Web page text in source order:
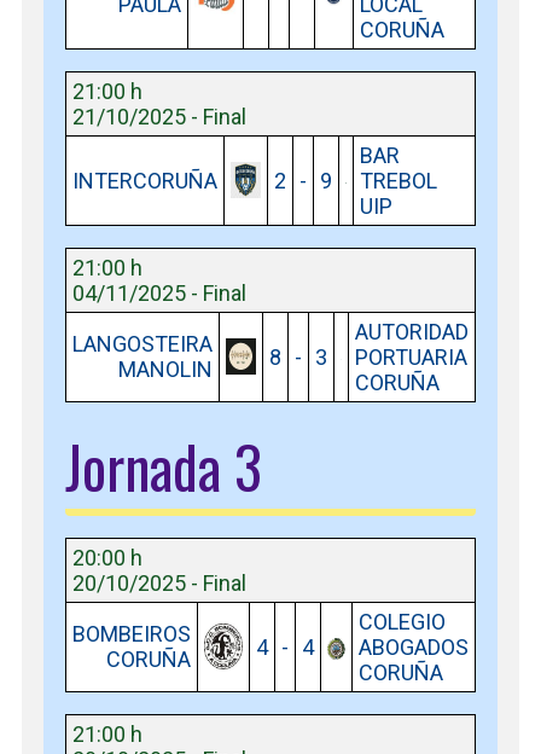
CORUÑA
21:00 h
21/10/2025 - Final
INTERCORUÑA 2 - 9
BAR
TREBOL
UIP
21:00 h
04/11/2025 - Final
LANGOSTEIRA
MANOLIN
8 - 3
AUTORIDAD
PORTUARIA
CORUÑA
Jornada 3
20:00 h
20/10/2025 - Final
BOMBEIROS
CORUÑA
4 - 4
COLEGIO
ABOGADOS
CORUÑA
21:00 h